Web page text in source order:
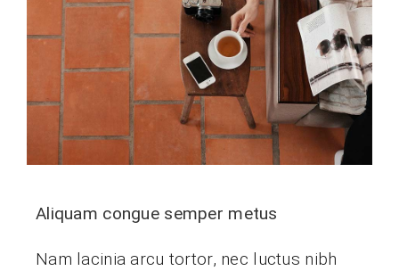
Aliquam congue semper metus
Nam lacinia arcu tortor, nec luctus nibh